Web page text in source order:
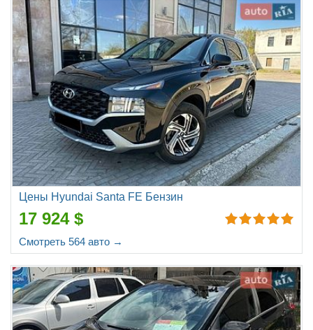
Цены Hyundai Santa FE Бензин
17 924 $
Смотреть 564 авто →